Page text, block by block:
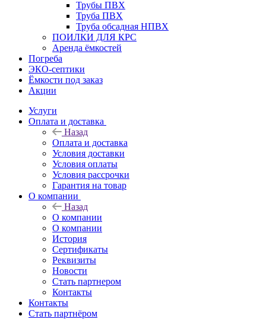
Трубы ПВХ
Труба ПВХ
Труба обсадная НПВХ
ПОИЛКИ ДЛЯ КРС
Аренда ёмкостей
Погреба
ЭКО-септики
Ёмкости под заказ
Акции
Услуги
Оплата и доставка
Назад
Оплата и доставка
Условия доставки
Условия оплаты
Условия рассрочки
Гарантия на товар
О компании
Назад
О компании
О компании
История
Сертификаты
Реквизиты
Новости
Стать партнером
Контакты
Контакты
Стать партнёром